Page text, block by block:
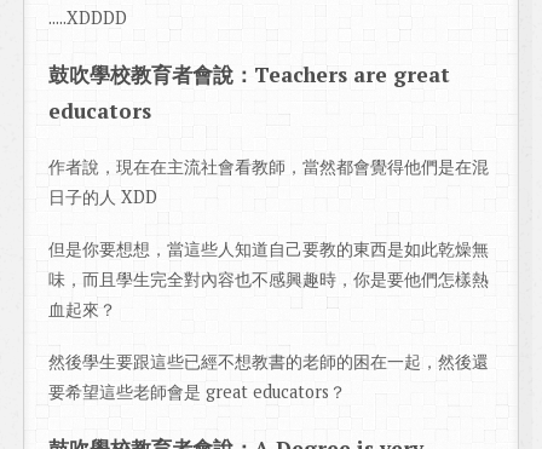
.....XDDDD
鼓吹學校教育者會說：Teachers are great
educators
作者說，現在在主流社會看教師，當然都會覺得他們是在混
日子的人 XDD
但是你要想想，當這些人知道自己要教的東西是如此乾燥無
味，而且學生完全對內容也不感興趣時，你是要他們怎樣熱
血起來？
然後學生要跟這些已經不想教書的老師的困在一起，然後還
要希望這些老師會是 great educators？